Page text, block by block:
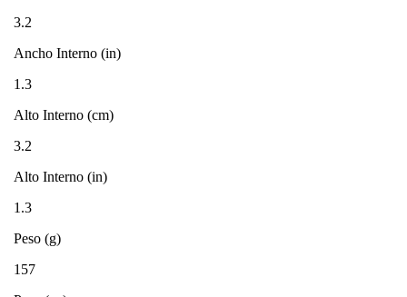
3.2
Ancho Interno (in)
1.3
Alto Interno (cm)
3.2
Alto Interno (in)
1.3
Peso (g)
157